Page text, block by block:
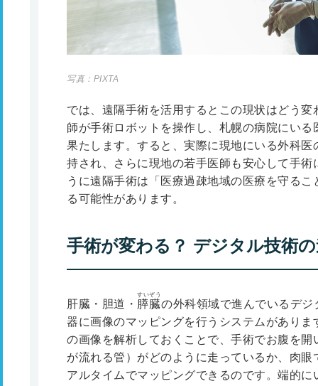
写真：PIXTA
では、遠隔手術を活用するとこの現状はどう
師が手術ロボットを操作し、札幌の病院にい
果たします。すると、実際に現地にいる外科
持され、さらに現地の若手医師も安心して手
うに遠隔手術は「医療過疎地域の医療を守る
る可能性があります。
手術が変わる？ デジタル技術
肝臓・胆道・ 膵臓
すいぞう
の外科領域で進んでいるデ
器に画像のマッピングを行うシステムがあり
の画像を解析しておくことで、手術でお腹を
が流れる管）がどのように走っているか、肉
アルタイムでマッピングできるのです。端的